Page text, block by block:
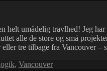
umådelig travlhed! Jeg
alle de store og små
tre tilbage fra Vancouver –
, Vancouver